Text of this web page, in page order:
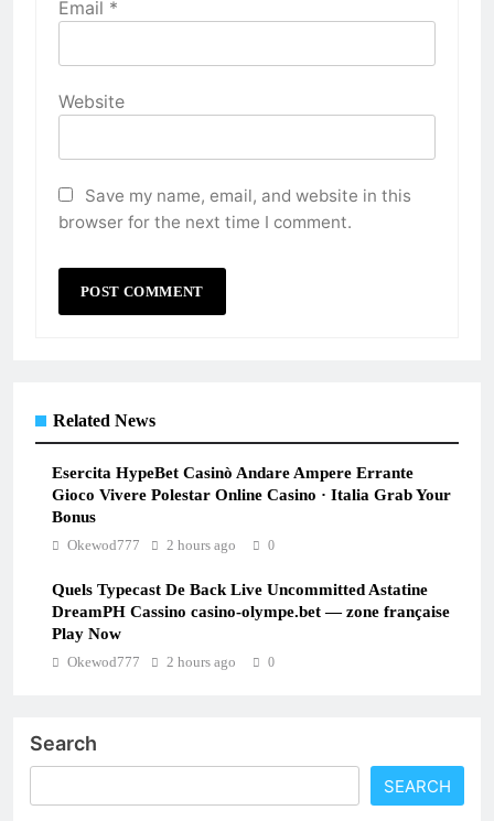
Email *
Website
Save my name, email, and website in this
browser for the next time I comment.
Related News
Esercita HypeBet Casinò Andare Ampere Errante
Gioco Vivere Polestar Online Casino · Italia Grab Your
Bonus
Okewod777 2 hours ago 0
Quels Typecast De Back Live Uncommitted Astatine
DreamPH Cassino casino-olympe.bet — zone française
Play Now
Okewod777 2 hours ago 0
Search
SEARCH